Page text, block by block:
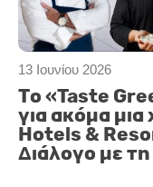
13 Ιουνίου 2026
Το «Taste
για ακόμα
Hotels &
Διάλογο με